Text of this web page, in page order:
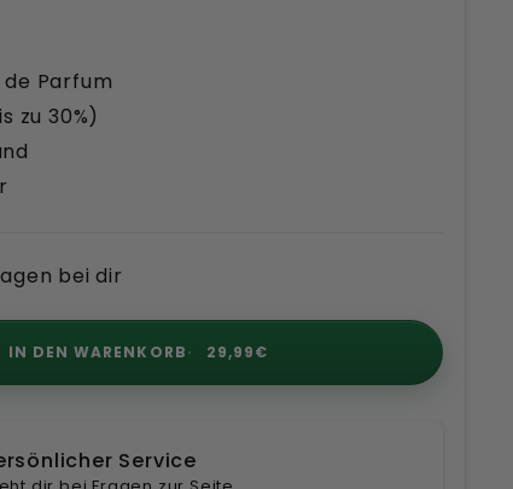
Parfum
zu 30%)
bei dir
IN DEN WARENKORB 29,99€
Rückgaberecht